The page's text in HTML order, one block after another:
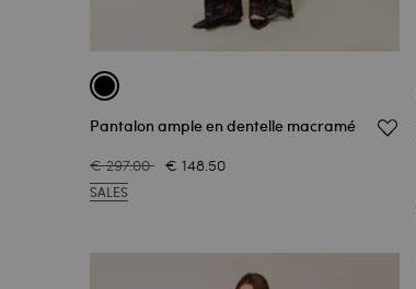
Pantalon ample en dentelle macramé
€ 297.00 € 148.50
SALES